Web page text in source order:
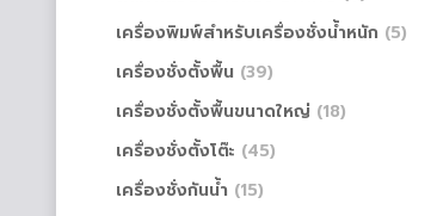
เครื่องพิมพ์สำหรับเครื่องชั่งน้ำหนัก (5)
เครื่องชั่งตั้งพื้น (39)
เครื่องชั่งตั้งพื้นขนาดใหญ่ (18)
เครื่องชั่งตั้งโต๊ะ (45)
เครื่องชั่งกันน้ำ (15)